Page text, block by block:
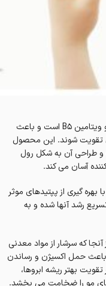
این محصول حاوی مواد مغذی گیاهی و پرو ویتامین B5 است و باعث
تقویت شوند. این محصول
طراحی آن به شکل رول
آسان می کند.
گیری از پپتیدهای موثر
رشد آنها شده و به
که سرشار از مواد معدنی
حمل اکسیژن و رساندن
بهتر ریشه ابروها،
های مو را ضخامت می بخشد.